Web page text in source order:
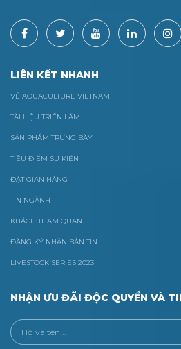
LIÊN KẾT NHANH
VỀ AQUACULTURE VIETNAM
TÀI LIỆU TRIỂN LÃM
SẢN PHẨM TRƯNG BÀY
TIÊU ĐIỂM SỰ KIỆN
ĐẶT GIAN HÀNG
TIN NGÀNH
KHÁCH THAM QUAN
ĐĂNG KÝ NHẬN BẢN TIN
LIVESTOCK SERIES 2023
NHẬN ƯU ĐÃI ĐỘC QUYỀN VÀ